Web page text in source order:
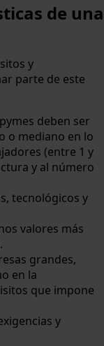
de una
y
parte de este
deben ser
o mediano en lo
(entre 1 y
y al número
tecnológicos y
valores más
grandes,
en la
que impone
y